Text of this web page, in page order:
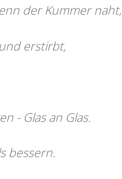
der Kummer naht,
erstirbt,
- Glas an Glas.
bessern.